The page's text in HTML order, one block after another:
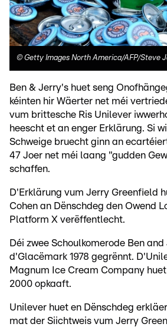
© Getty Images North America/AFP/Steve
Ben & Jerry's huet seng
kéinten hir Wäerter net méi
vum brittesche Ris Unilever
heescht et an enger Erklärung. Si
Schweige bruecht ginn an
47 Joer net méi laang "gudden
schaffen.
D'Erklärung vum Jerry Greenfield
Cohen an Dënschdeg den Owend
Platform X verëffentlecht.
Déi zwee Schoulkomerode Ben
d'Glacëmark 1978 gegrënnt.
Magnum Ice Cream Company
2000 opkaaft.
Unilever huet en Dënschdeg
mat der Siichtweis vum Jerry